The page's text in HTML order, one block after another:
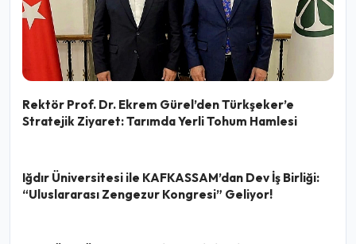
Rektör Prof. Dr. Ekrem Gürel’den Türkşeker’e
Stratejik Ziyaret: Tarımda Yerli Tohum Hamlesi
Iğdır Üniversitesi ile KAFKASSAM’dan Dev İş Birliği:
“Uluslararası Zengezur Kongresi” Geliyor!